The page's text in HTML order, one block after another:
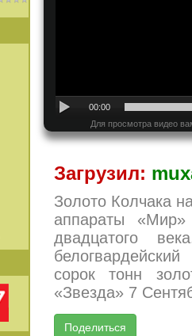
00:00
Для просмотра видео
Загрузил:
Золото Колчака
аппараты
двадцатого
сорок тонн
«Звезда» 7